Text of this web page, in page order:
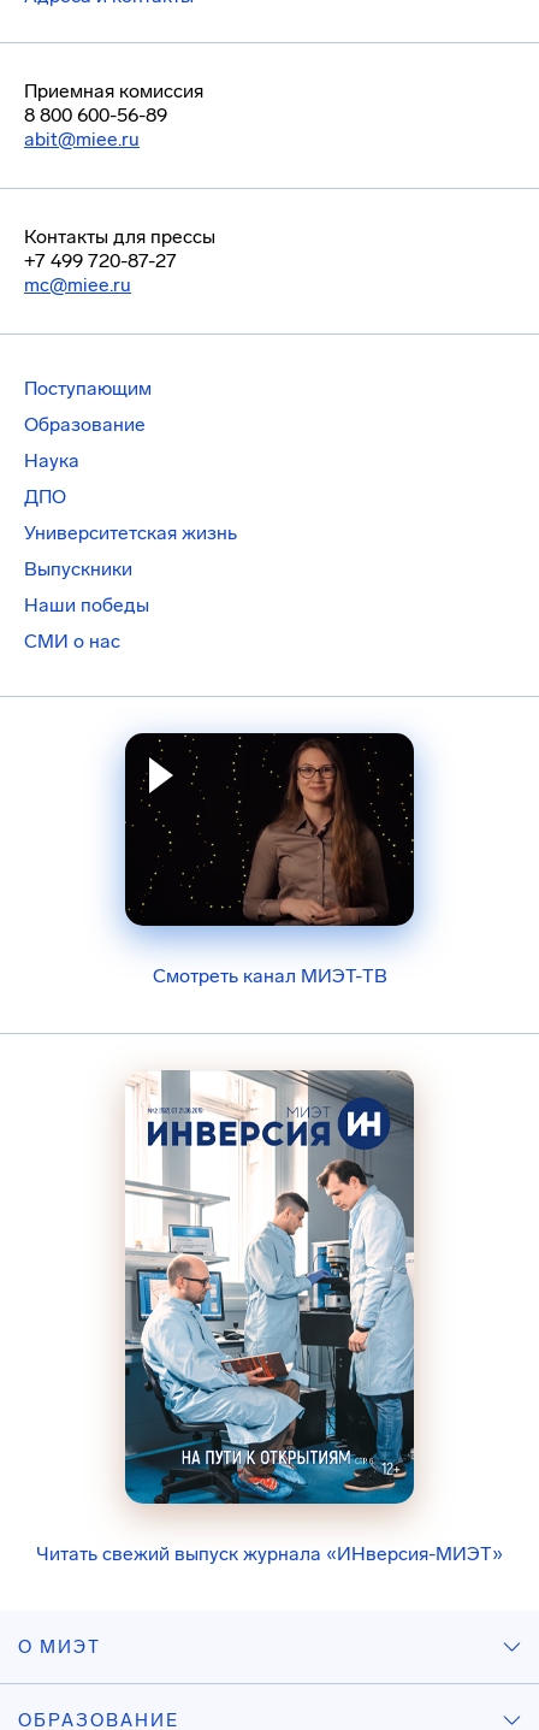
Приемная комиссия
8 800 600-56-89
abit@miee.ru
Контакты для прессы
+7 499 720-87-27
mc@miee.ru
Поступающим
Образование
Наука
ДПО
Университетская жизнь
Выпускники
Наши победы
СМИ о нас
Смотреть канал МИЭТ-ТВ
Читать свежий выпуск журнала «ИНверсия-МИЭТ»
О МИЭТ
ОБРАЗОВАНИЕ